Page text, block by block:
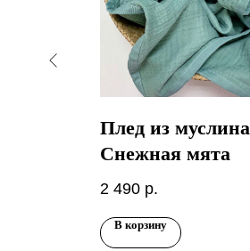
Плед из муслина
Снежная мята
2 490 р.
В корзину